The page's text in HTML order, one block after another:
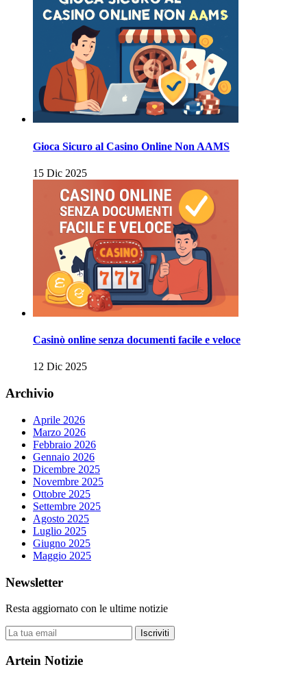
Gioca Sicuro al Casino Online Non AAMS
15 Dic 2025
Casinò online senza documenti facile e veloce
12 Dic 2025
Archivio
Aprile 2026
Marzo 2026
Febbraio 2026
Gennaio 2026
Dicembre 2025
Novembre 2025
Ottobre 2025
Settembre 2025
Agosto 2025
Luglio 2025
Giugno 2025
Maggio 2025
Newsletter
Resta aggiornato con le ultime notizie
Iscriviti
Artein Notizie